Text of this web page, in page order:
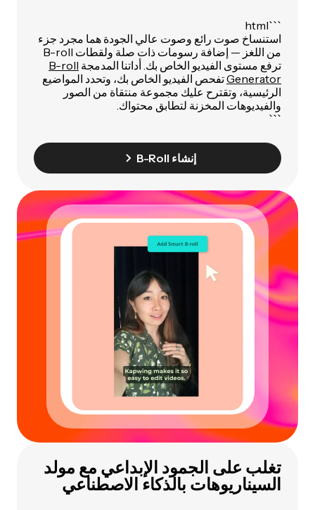
```html
استنساخ صوت رائع وصوت عالي الجودة هما مجرد جزء
من اللغز — إضافة رسومات ذات صلة ولقطات B-roll
ترفع مستوى الفيديو الخاص بك. أداتنا المدمجة B-roll
Generatorتفحص الفيديو الخاص بك، وتحدد المواضيع
الرئيسية، وتقترح عليك مجموعة منتقاة من الصور
والفيديوهات المخزنة لتطابق محتواك.
```
إنشاء B-Roll
تغلب على الجمود الإبداعي مع مولد
السيناريوهات بالذكاء الاصطناعي